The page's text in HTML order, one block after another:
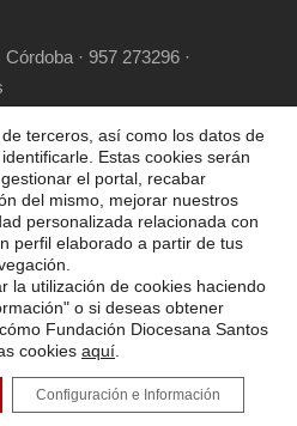
· 957 273296 ·
DIOCESANA
ALL RIGHT RESERVED
AVISO LEGAL
PRIVACIDAD
terceros, así como los datos de
Estas cookies serán
el portal, recabar
del mismo, mejorar nuestros
personalizada relacionada con
perfil elaborado a partir de tus
la utilización de cookies haciendo
o si deseas obtener
Fundación Diocesana Santos
cookies aquí
Configuración e Información